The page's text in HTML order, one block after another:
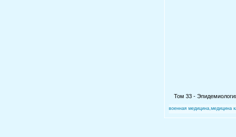
Том 33 -
военная медицина,медицина